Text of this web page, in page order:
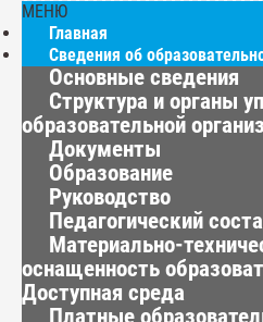
МЕНЮ
Главная
Сведения об
Основные сведения
Структура и органы
образовательной
Документы
Образование
Руководство
Педагогический
Материально-
оснащенность
Доступная среда
Платные